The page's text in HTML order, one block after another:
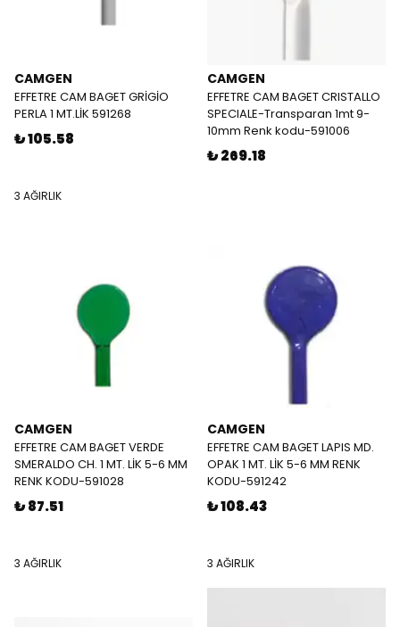
CAMGEN
EFFETRE CAM BAGET GRİGİO
PERLA 1 MT.LİK 591268
₺ 105.58
3 AĞIRLIK
CAMGEN
EFFETRE CAM BAGET CRISTALLO
SPECIALE-Transparan 1mt 9-
10mm Renk kodu-591006
₺ 269.18
CAMGEN
EFFETRE CAM BAGET VERDE
SMERALDO CH. 1 MT. LİK 5-6 MM
RENK KODU-591028
₺ 87.51
3 AĞIRLIK
CAMGEN
EFFETRE CAM BAGET LAPIS MD.
OPAK 1 MT. LİK 5-6 MM RENK
KODU-591242
₺ 108.43
3 AĞIRLIK